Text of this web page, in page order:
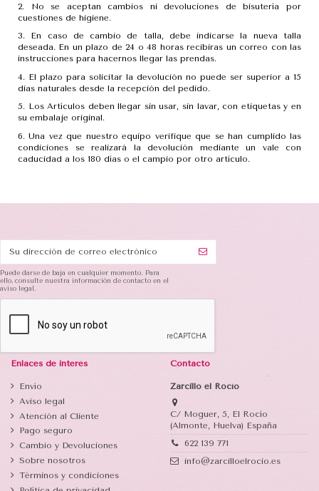
2. No se aceptan cambios ni devoluciones de bisutería por
cuestiones de higiene.
3. En caso de cambio de talla, debe indicarse la nueva talla
deseada. En un plazo de 24 o 48 horas recibiras un correo con las
instrucciones para hacernos llegar las prendas.
4. El plazo para solicitar la devolución no puede ser superior a 15
dias naturales desde la recepción del pedido.
5. Los Artículos deben llegar sin usar, sin lavar, con etiquetas y en
su embalaje original.
6. Una vez que nuestro equipo verifique que se han cumplido las
condiciones se realizará la devolución mediante un vale con
caducidad a los 180 días o el campio por otro artículo.
Puede darse de baja en cualquier momento. Para
ello, consulte nuestra información de contacto en el
aviso legal.
Enlaces de interés
Envío
Aviso legal
Atención al Cliente
Pago seguro
Cambio y Devoluciones
Sobre nosotros
Términos y condiciones
Contacto
Zarcillo el Rocío
C/ Moguer, 5, El Rocío
(Almonte, Huelva) España
622 139 771
info@zarcilloelrocio.es